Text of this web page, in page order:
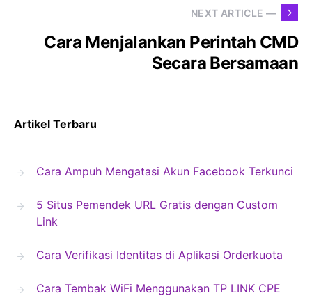
NEXT ARTICLE —
Cara Menjalankan Perintah CMD
Secara Bersamaan
Artikel Terbaru
Cara Ampuh Mengatasi Akun Facebook Terkunci
5 Situs Pemendek URL Gratis dengan Custom
Link
Cara Verifikasi Identitas di Aplikasi Orderkuota
Cara Tembak WiFi Menggunakan TP LINK CPE